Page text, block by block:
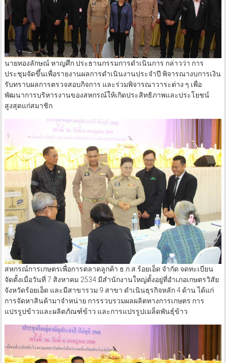
นายทองลักษณ์ หาญศึก ประธานกรรมการดำเนินการ กล่าวว่า การ
ประชุมจัดขึ้นเพื่อรายงานผลการดำเนินงานประจำปี พิจารณางบการเงิน
รับทราบผลการตรวจสอบกิจการ และร่วมพิจารณาวาระต่าง ๆ เพื่อ
พัฒนาการบริหารงานของสหกรณ์ให้เกิดประสิทธิภาพและประโยชน์
สูงสุดแก่สมาชิก
สหกรณ์การเกษตรเพื่อการตลาดลูกค้า ธ.ก.ส.ร้อยเอ็ด จำกัด จดทะเบียน
จัดตั้งเมื่อวันที่ 7 สิงหาคม 2534 มีสำนักงานใหญ่ตั้งอยู่ที่อำเภอเกษตรวิสัย
จังหวัดร้อยเอ็ด และมีสาขารวม 9 สาขา ดำเนินธุรกิจหลัก 4 ด้าน ได้แก่
การจัดหาสินค้ามาจำหน่าย การรวบรวมผลผลิตทางการเกษตร การ
แปรรูปข้าวและผลิตภัณฑ์ข้าว และการแปรรูปเมล็ดพันธุ์ข้าว